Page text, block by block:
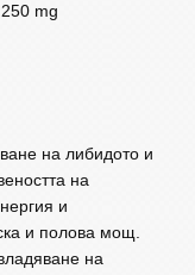
mg
на либидото и
на
и
и полова мощ.
на